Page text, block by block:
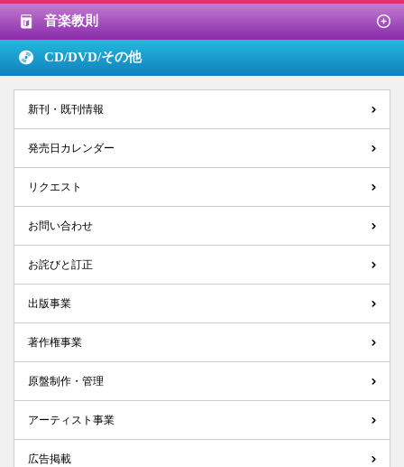
音楽教則
CD/DVD/その他
新刊・既刊情報
発売日カレンダー
リクエスト
お問い合わせ
お詫びと訂正
出版事業
著作権事業
原盤制作・管理
アーティスト事業
広告掲載